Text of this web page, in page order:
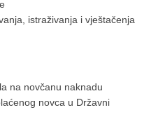
istraživanja i vještačenja
na novčanu naknadu
novca u Državni